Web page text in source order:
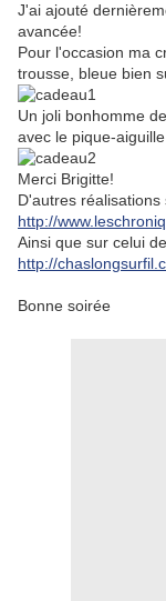
J'ai ajouté
avancée!
Pour l'occasion ma
trousse, bleue bien
Un joli bonhomme
avec le pique-
Merci Brigitte!
D'autres
http://
Ainsi que sur celui
http://
Bonne soirée